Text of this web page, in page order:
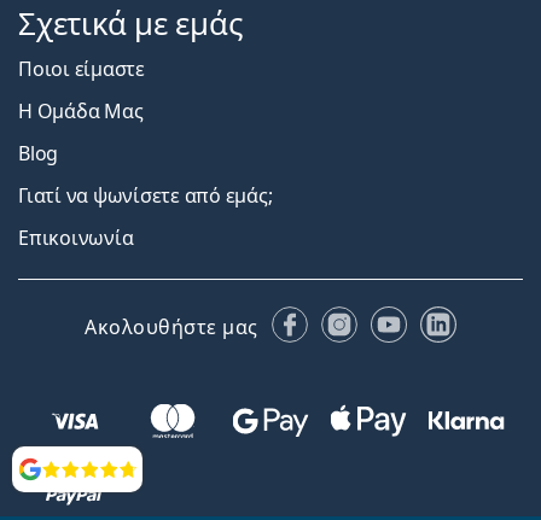
Αξιολογήσεις
Σχετικά με εμάς
Ποιοι είμαστε
Η Ομάδα Μας
Blog
Γιατί να ψωνίσετε από εμάς;
Επικοινωνία
Ακολουθήστε μας FacebookInstagram
YouTubeLinkedIn